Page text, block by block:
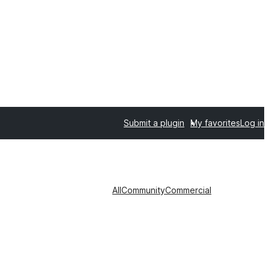
Submit a plugin My favoritesLog in
AllCommunityCommercial